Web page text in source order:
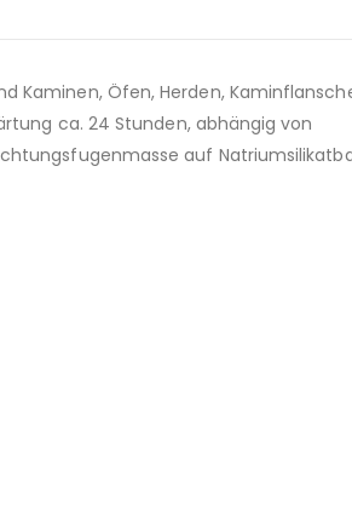
Kaminen, Öfen, Herden,
ca. 24 Stunden, abhängig von
auf